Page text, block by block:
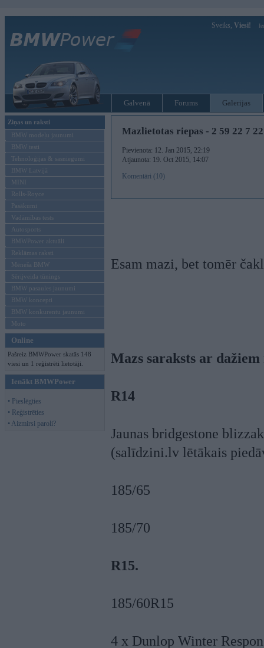
Sveiks, Viesi!
Galvenā Forums Galerijas
Ziņas un raksti
BMW modeļu jaunumi
BMW testi
Tehnoloģijas & sasniegumi
BMW Latvijā
MINI
Rolls-Royce
Pasākumi
Vadāmības tests
Autosports
BMWPower aktuāli
Reklāmas raksti
Mēneša BMW
Sērijveida tūnings
BMW pasaules jaunumi
BMW koncepti
BMW konkurentu jaunumi
Moto
Online
Pašreiz BMWPower skatās 148
viesi un 1 reģistrēti lietotāji.
Ienākt BMWPower
• Pieslēgties
• Reģistrēties
• Aizmirsi paroli?
Mazlietotas riepas - 2 59 22 7 22
Pievienota: 12. Jan 2015, 22:19
Atjaunota: 19. Oct 2015, 14:07
Komentāri (10)
Esam mazi, bet tomēr
Mazs saraksts ar
R14
Jaunas bridgestone
(salīdzini.lv lētākais
185/65
185/70
R15.
185/60R15
4 x Dunlop Winter